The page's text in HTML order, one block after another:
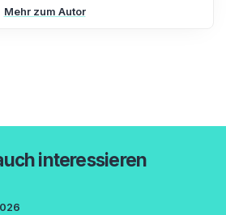
Mehr zum Autor
interessieren